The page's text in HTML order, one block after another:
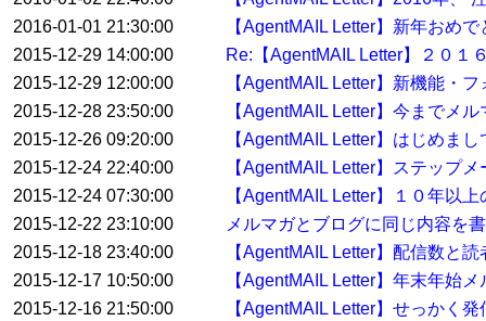
2016-01-01 21:30:00
【AgentMAIL Letter】新年おめ
2015-12-29 14:00:00
Re:【AgentMAIL Letter】２０１
2015-12-29 12:00:00
【AgentMAIL Letter】新機能・
2015-12-28 23:50:00
【AgentMAIL Letter】今までメ
2015-12-26 09:20:00
【AgentMAIL Letter】はじめま
2015-12-24 22:40:00
【AgentMAIL Letter】ステップ
2015-12-24 07:30:00
【AgentMAIL Letter】１０年以
2015-12-22 23:10:00
メルマガとブログに同じ内容を
2015-12-18 23:40:00
【AgentMAIL Letter】配信数と
2015-12-17 10:50:00
【AgentMAIL Letter】年末年始
2015-12-16 21:50:00
【AgentMAIL Letter】せっかく